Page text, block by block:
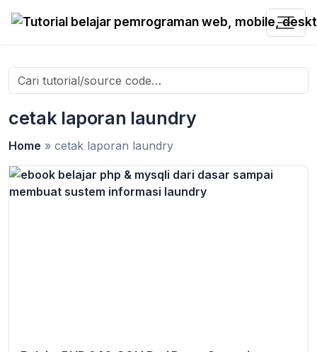
Search
for:
cetak laporan laundry
Home » cetak laporan laundry